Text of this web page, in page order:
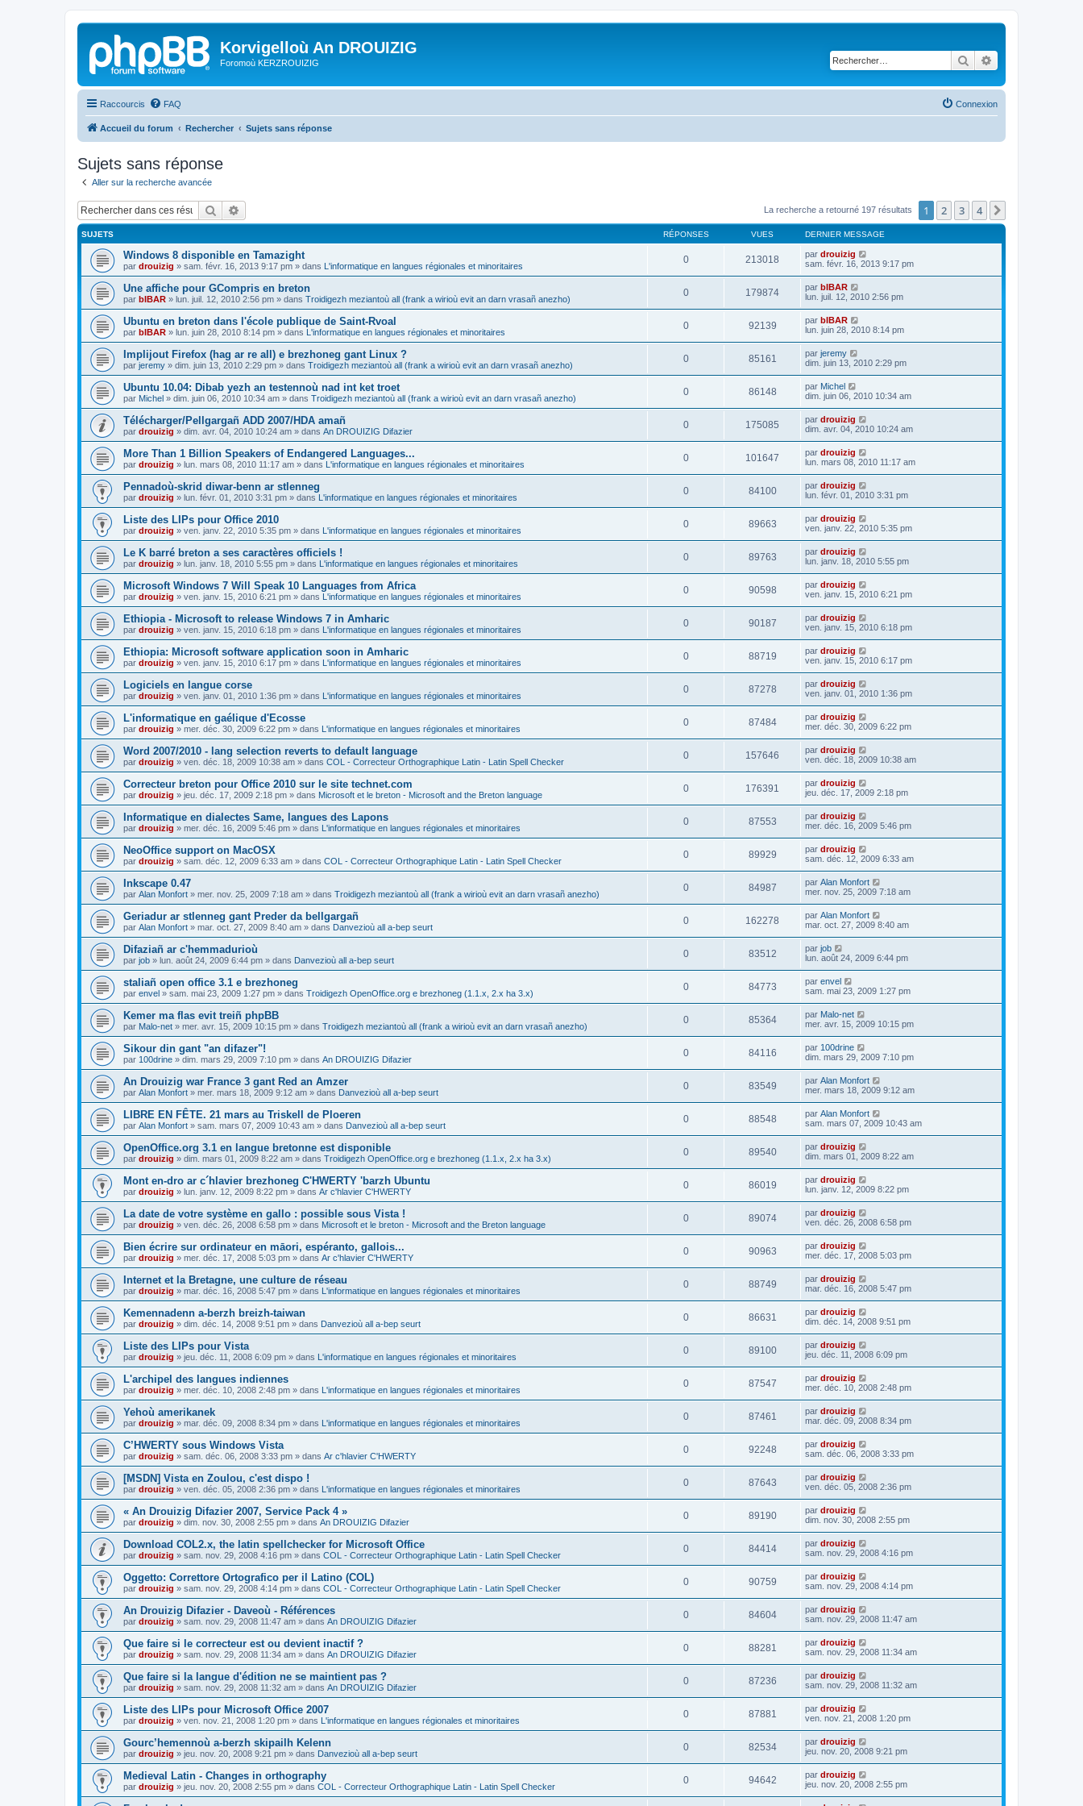
Korvigelloù An DROUIZIG
Foromoù KERZROUIZIG Rechercher
Raccourcis FAQ Connexion
Accueil du forum Rechercher Sujets sans réponse
Sujets sans réponse
Aller sur la recherche avancée
Rechercher La recherche a retourné 197 résultats 1 2 3 4
SUJETS RÉPONSES VUES DERNIER MESSAGE
Windows 8 disponible en Tamazight
par drouizig » sam. févr. 16, 2013 9:17 pm » dans L'informatique en langues régionales et minoritaires
0 213018 par drouizig
sam. févr. 16, 2013 9:17 pm
Une affiche pour GCompris en breton
par bIBAR » lun. juil. 12, 2010 2:56 pm » dans Troidigezh meziantoù all (frank a wirioù evit an darn vrasañ anezho)
0 179874 par bIBAR
lun. juil. 12, 2010 2:56 pm
Ubuntu en breton dans l'école publique de Saint-Rvoal
par bIBAR » lun. juin 28, 2010 8:14 pm » dans L'informatique en langues régionales et minoritaires
0 92139 par bIBAR
lun. juin 28, 2010 8:14 pm
Implijout Firefox (hag ar re all) e brezhoneg gant Linux ?
par jeremy » dim. juin 13, 2010 2:29 pm » dans Troidigezh meziantoù all (frank a wirioù evit an darn vrasañ anezho)
0 85161 par jeremy
dim. juin 13, 2010 2:29 pm
Ubuntu 10.04: Dibab yezh an testennoù nad int ket troet
par Michel » dim. juin 06, 2010 10:34 am » dans Troidigezh meziantoù all (frank a wirioù evit an darn vrasañ anezho)
0 86148 par Michel
dim. juin 06, 2010 10:34 am
Télécharger/Pellgargañ ADD 2007/HDA amañ
par drouizig » dim. avr. 04, 2010 10:24 am » dans An DROUIZIG Difazier
0 175085 par drouizig
dim. avr. 04, 2010 10:24 am
More Than 1 Billion Speakers of Endangered Languages...
par drouizig » lun. mars 08, 2010 11:17 am » dans L'informatique en langues régionales et minoritaires
0 101647 par drouizig
lun. mars 08, 2010 11:17 am
Pennadoù-skrid diwar-benn ar stlenneg
par drouizig » lun. févr. 01, 2010 3:31 pm » dans L'informatique en langues régionales et minoritaires
0 84100 par drouizig
lun. févr. 01, 2010 3:31 pm
Liste des LIPs pour Office 2010
par drouizig » ven. janv. 22, 2010 5:35 pm » dans L'informatique en langues régionales et minoritaires
0 89663 par drouizig
ven. janv. 22, 2010 5:35 pm
Le K barré breton a ses caractères officiels !
par drouizig » lun. janv. 18, 2010 5:55 pm » dans L'informatique en langues régionales et minoritaires
0 89763 par drouizig
lun. janv. 18, 2010 5:55 pm
Microsoft Windows 7 Will Speak 10 Languages from Africa
par drouizig » ven. janv. 15, 2010 6:21 pm » dans L'informatique en langues régionales et minoritaires
0 90598 par drouizig
ven. janv. 15, 2010 6:21 pm
Ethiopia - Microsoft to release Windows 7 in Amharic
par drouizig » ven. janv. 15, 2010 6:18 pm » dans L'informatique en langues régionales et minoritaires
0 90187 par drouizig
ven. janv. 15, 2010 6:18 pm
Ethiopia: Microsoft software application soon in Amharic
par drouizig » ven. janv. 15, 2010 6:17 pm » dans L'informatique en langues régionales et minoritaires
0 88719 par drouizig
ven. janv. 15, 2010 6:17 pm
Logiciels en langue corse
par drouizig » ven. janv. 01, 2010 1:36 pm » dans L'informatique en langues régionales et minoritaires
0 87278 par drouizig
ven. janv. 01, 2010 1:36 pm
L'informatique en gaélique d'Ecosse
par drouizig » mer. déc. 30, 2009 6:22 pm » dans L'informatique en langues régionales et minoritaires
0 87484 par drouizig
mer. déc. 30, 2009 6:22 pm
Word 2007/2010 - lang selection reverts to default language
par drouizig » ven. déc. 18, 2009 10:38 am » dans COL - Correcteur Orthographique Latin - Latin Spell Checker
0 157646 par drouizig
ven. déc. 18, 2009 10:38 am
Correcteur breton pour Office 2010 sur le site technet.com
par drouizig » jeu. déc. 17, 2009 2:18 pm » dans Microsoft et le breton - Microsoft and the Breton language
0 176391 par drouizig
jeu. déc. 17, 2009 2:18 pm
Informatique en dialectes Same, langues des Lapons
par drouizig » mer. déc. 16, 2009 5:46 pm » dans L'informatique en langues régionales et minoritaires
0 87553 par drouizig
mer. déc. 16, 2009 5:46 pm
NeoOffice support on MacOSX
par drouizig » sam. déc. 12, 2009 6:33 am » dans COL - Correcteur Orthographique Latin - Latin Spell Checker
0 89929 par drouizig
sam. déc. 12, 2009 6:33 am
Inkscape 0.47
par Alan Monfort » mer. nov. 25, 2009 7:18 am » dans Troidigezh meziantoù all (frank a wirioù evit an darn vrasañ anezho)
0 84987 par Alan Monfort
mer. nov. 25, 2009 7:18 am
Geriadur ar stlenneg gant Preder da bellgargañ
par Alan Monfort » mar. oct. 27, 2009 8:40 am » dans Danvezioù all a-bep seurt
0 162278 par Alan Monfort
mar. oct. 27, 2009 8:40 am
Difaziañ ar c'hemmadurioù
par job » lun. août 24, 2009 6:44 pm » dans Danvezioù all a-bep seurt
0 83512 par job
lun. août 24, 2009 6:44 pm
staliañ open office 3.1 e brezhoneg
par envel » sam. mai 23, 2009 1:27 pm » dans Troidigezh OpenOffice.org e brezhoneg (1.1.x, 2.x ha 3.x)
0 84773 par envel
sam. mai 23, 2009 1:27 pm
Kemer ma flas evit treiñ phpBB
par Malo-net » mer. avr. 15, 2009 10:15 pm » dans Troidigezh meziantoù all (frank a wirioù evit an darn vrasañ anezho)
0 85364 par Malo-net
mer. avr. 15, 2009 10:15 pm
Sikour din gant "an difazer"!
par 100drine » dim. mars 29, 2009 7:10 pm » dans An DROUIZIG Difazier
0 84116 par 100drine
dim. mars 29, 2009 7:10 pm
An Drouizig war France 3 gant Red an Amzer
par Alan Monfort » mer. mars 18, 2009 9:12 am » dans Danvezioù all a-bep seurt
0 83549 par Alan Monfort
mer. mars 18, 2009 9:12 am
LIBRE EN FÊTE. 21 mars au Triskell de Ploeren
par Alan Monfort » sam. mars 07, 2009 10:43 am » dans Danvezioù all a-bep seurt
0 88548 par Alan Monfort
sam. mars 07, 2009 10:43 am
OpenOffice.org 3.1 en langue bretonne est disponible
par drouizig » dim. mars 01, 2009 8:22 am » dans Troidigezh OpenOffice.org e brezhoneg (1.1.x, 2.x ha 3.x)
0 89540 par drouizig
dim. mars 01, 2009 8:22 am
Mont en-dro ar c´hlavier brezhoneg C'HWERTY 'barzh Ubuntu
par drouizig » lun. janv. 12, 2009 8:22 pm » dans Ar c'hlavier C'HWERTY
0 86019 par drouizig
lun. janv. 12, 2009 8:22 pm
La date de votre système en gallo : possible sous Vista !
par drouizig » ven. déc. 26, 2008 6:58 pm » dans Microsoft et le breton - Microsoft and the Breton language
0 89074 par drouizig
ven. déc. 26, 2008 6:58 pm
Bien écrire sur ordinateur en māori, espéranto, gallois...
par drouizig » mer. déc. 17, 2008 5:03 pm » dans Ar c'hlavier C'HWERTY
0 90963 par drouizig
mer. déc. 17, 2008 5:03 pm
Internet et la Bretagne, une culture de réseau
par drouizig » mar. déc. 16, 2008 5:47 pm » dans L'informatique en langues régionales et minoritaires
0 88749 par drouizig
mar. déc. 16, 2008 5:47 pm
Kemennadenn a-berzh breizh-taiwan
par drouizig » dim. déc. 14, 2008 9:51 pm » dans Danvezioù all a-bep seurt
0 86631 par drouizig
dim. déc. 14, 2008 9:51 pm
Liste des LIPs pour Vista
par drouizig » jeu. déc. 11, 2008 6:09 pm » dans L'informatique en langues régionales et minoritaires
0 89100 par drouizig
jeu. déc. 11, 2008 6:09 pm
L'archipel des langues indiennes
par drouizig » mer. déc. 10, 2008 2:48 pm » dans L'informatique en langues régionales et minoritaires
0 87547 par drouizig
mer. déc. 10, 2008 2:48 pm
Yehoù amerikanek
par drouizig » mar. déc. 09, 2008 8:34 pm » dans L'informatique en langues régionales et minoritaires
0 87461 par drouizig
mar. déc. 09, 2008 8:34 pm
C’HWERTY sous Windows Vista
par drouizig » sam. déc. 06, 2008 3:33 pm » dans Ar c'hlavier C'HWERTY
0 92248 par drouizig
sam. déc. 06, 2008 3:33 pm
[MSDN] Vista en Zoulou, c'est dispo !
par drouizig » ven. déc. 05, 2008 2:36 pm » dans L'informatique en langues régionales et minoritaires
0 87643 par drouizig
ven. déc. 05, 2008 2:36 pm
« An Drouizig Difazier 2007, Service Pack 4 »
par drouizig » dim. nov. 30, 2008 2:55 pm » dans An DROUIZIG Difazier
0 89190 par drouizig
dim. nov. 30, 2008 2:55 pm
Download COL2.x, the latin spellchecker for Microsoft Office
par drouizig » sam. nov. 29, 2008 4:16 pm » dans COL - Correcteur Orthographique Latin - Latin Spell Checker
0 84414 par drouizig
sam. nov. 29, 2008 4:16 pm
Oggetto: Correttore Ortografico per il Latino (COL)
par drouizig » sam. nov. 29, 2008 4:14 pm » dans COL - Correcteur Orthographique Latin - Latin Spell Checker
0 90759 par drouizig
sam. nov. 29, 2008 4:14 pm
An Drouizig Difazier - Daveoù - Références
par drouizig » sam. nov. 29, 2008 11:47 am » dans An DROUIZIG Difazier
0 84604 par drouizig
sam. nov. 29, 2008 11:47 am
Que faire si le correcteur est ou devient inactif ?
par drouizig » sam. nov. 29, 2008 11:34 am » dans An DROUIZIG Difazier
0 88281 par drouizig
sam. nov. 29, 2008 11:34 am
Que faire si la langue d'édition ne se maintient pas ?
par drouizig » sam. nov. 29, 2008 11:32 am » dans An DROUIZIG Difazier
0 87236 par drouizig
sam. nov. 29, 2008 11:32 am
Liste des LIPs pour Microsoft Office 2007
par drouizig » ven. nov. 21, 2008 1:20 pm » dans L'informatique en langues régionales et minoritaires
0 87881 par drouizig
ven. nov. 21, 2008 1:20 pm
Gourc’hemennoù a-berzh skipailh Kelenn
par drouizig » jeu. nov. 20, 2008 9:21 pm » dans Danvezioù all a-bep seurt
0 82534 par drouizig
jeu. nov. 20, 2008 9:21 pm
Medieval Latin - Changes in orthography
par drouizig » jeu. nov. 20, 2008 2:55 pm » dans COL - Correcteur Orthographique Latin - Latin Spell Checker
0 94642 par drouizig
jeu. nov. 20, 2008 2:55 pm